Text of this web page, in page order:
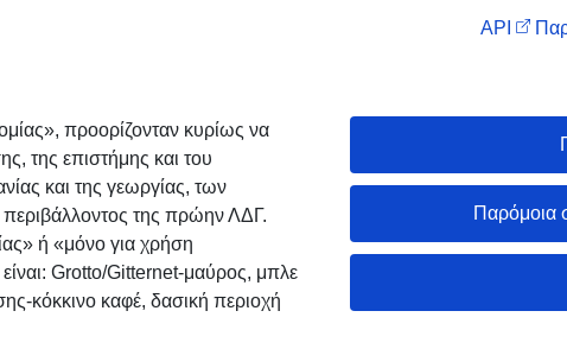
API
προορίζονταν κυρίως να
της επιστήμης και του
και της γεωργίας, των
της πρώην ΛΔΓ.
ή «μόνο για χρήση
Grotto/Gitternet-μαύρος, μπλε
κόκκινο καφέ, δασική περιοχή
Παρόμοια